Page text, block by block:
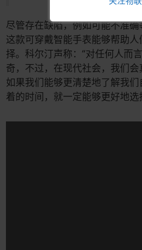
尽管存在缺陷，例如可能不准
这款可穿戴智能手表能够帮助
择。科尔汀声称：“对任何人而
奇，不过，在现代社会，我们会
如果我们能够更清楚地了解我
着的时间，就一定能够更好地选